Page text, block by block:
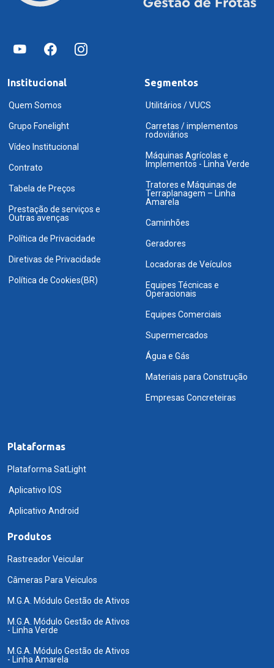
Institucional
Quem Somos
Grupo Fonelight
Vídeo Institucional
Contrato
Tabela de Preços
Prestação de serviços e
Outras avenças
Política de Privacidade
Diretivas de Privacidade
Política de Cookies(BR)
Segmentos
Utilitários / VUCS
Carretas / implementos
rodoviários
Máquinas Agrícolas e
Implementos - Linha Verde
Tratores e Máquinas de
Terraplanagem – Linha
Amarela
Caminhões
Geradores
Locadoras de Veículos
Equipes Técnicas e
Operacionais
Equipes Comerciais
Supermercados
Água e Gás
Materiais para Construção
Empresas Concreteiras
Plataformas
Plataforma SatLight
Aplicativo IOS
Aplicativo Android
Produtos
Rastreador Veicular
Câmeras Para Veiculos
M.G.A. Módulo Gestão de Ativos
M.G.A. Módulo Gestão de Ativos
- Linha Verde
M.G.A. Módulo Gestão de Ativos
- Linha Amarela